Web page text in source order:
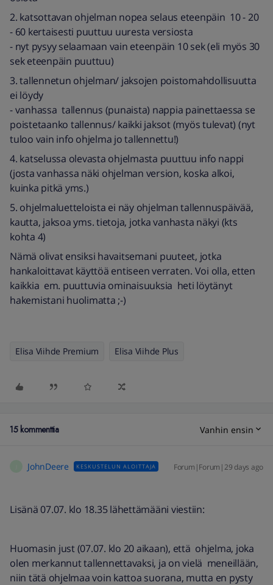
2. katsottavan ohjelman nopea selaus eteenpäin 10 - 20
- 60 kertaisesti puuttuu uuresta versiosta
- nyt pysyy selaamaan vain eteenpäin 10 sek (eli myös 30
sek eteenpäin puuttuu)
3. tallennetun ohjelman/ jaksojen poistomahdollisuutta
ei löydy
- vanhassa tallennus (punaista) nappia painettaessa se
poistetaanko tallennus/ kaikki jaksot (myös tulevat) (nyt
tuloo vain info ohjelma jo tallennettu!)
4. katselussa olevasta ohjelmasta puuttuu info nappi
(josta vanhassa näki ohjelman version, koska alkoi,
kuinka pitkä yms.)
5. ohjelmaluetteloista ei näy ohjelman tallennuspäivää,
kautta, jaksoa yms. tietoja, jotka vanhasta näkyi (kts
kohta 4)
Nämä olivat ensiksi havaitsemani puuteet, jotka
hankaloittavat käyttöä entiseen verraten. Voi olla, etten
kaikkia em. puuttuvia ominaisuuksia heti löytänyt
hakemistani huolimatta ;-)
Elisa Viihde Premium Elisa Viihde Plus
15 kommenttia Vanhin ensin
JohnDeere KESKUSTELUN ALOITTAJA Forum|Forum|29 days ago
Lisänä 07.07. klo 18.35 lähettämääni viestiin:
Huomasin just (07.07. klo 20 aikaan), että ohjelma, joka
olen merkannut tallennettavaksi, ja on vielä meneillään,
niin tätä ohjelmaa voin kattoa suorana, mutta en pysty